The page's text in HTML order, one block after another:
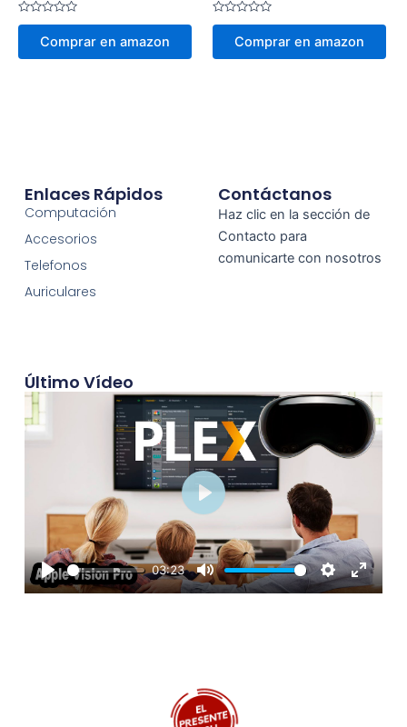
Valorado
de
Comprar en amazon
Valorado
de
Comprar en amazon
Enlaces Rápidos
Computación
Accesorios
Telefonos
Auriculares
Contáctanos
Haz clic en la sección de
Contacto para
comunicarte con nosotros
Último Vídeo
Play
03:23
Mute Settings
Enter
Play